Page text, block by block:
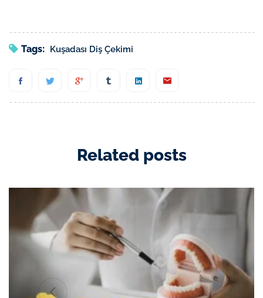
Tags: Kuşadası Diş Çekimi
Related posts